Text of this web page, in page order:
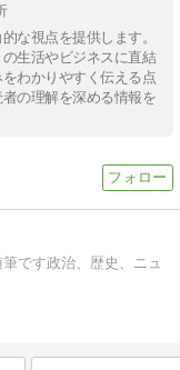
な視点を提供します。
生活やビジネスに直結
わかりやすく伝える点
の理解を深める情報を
です政治、歴史、ニュ